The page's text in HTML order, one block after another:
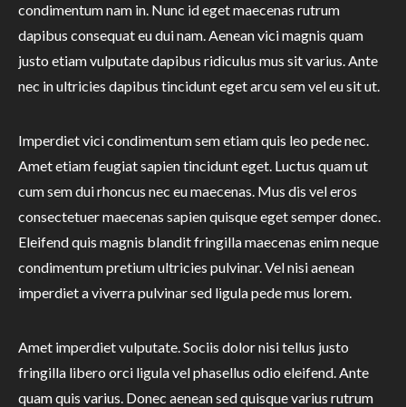
condimentum nam in. Nunc id eget maecenas rutrum
dapibus consequat eu dui nam. Aenean vici magnis quam
justo etiam vulputate dapibus ridiculus mus sit varius. Ante
nec in ultricies dapibus tincidunt eget arcu sem vel eu sit ut.
Imperdiet vici condimentum sem etiam quis leo pede nec.
Amet etiam feugiat sapien tincidunt eget. Luctus quam ut
cum sem dui rhoncus nec eu maecenas. Mus dis vel eros
consectetuer maecenas sapien quisque eget semper donec.
Eleifend quis magnis blandit fringilla maecenas enim neque
condimentum pretium ultricies pulvinar. Vel nisi aenean
imperdiet a viverra pulvinar sed ligula pede mus lorem.
Amet imperdiet vulputate. Sociis dolor nisi tellus justo
fringilla libero orci ligula vel phasellus odio eleifend. Ante
quam quis varius. Donec aenean sed quisque varius rutrum